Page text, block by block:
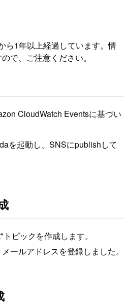
ら1年以上経過しています。情
で、ご注意ください。
CloudWatch Eventsに基づい
を起動し、SNSにpublishして
ピックを作成します。
ールアドレスを登録しました。